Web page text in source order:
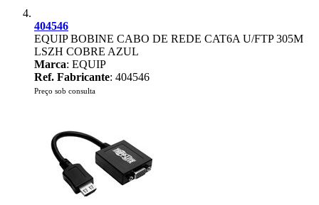
404546
EQUIP BOBINE CABO DE REDE CAT6A U/FTP 305M
LSZH COBRE AZUL
Marca: EQUIP
Ref. Fabricante: 404546
Preço sob consulta